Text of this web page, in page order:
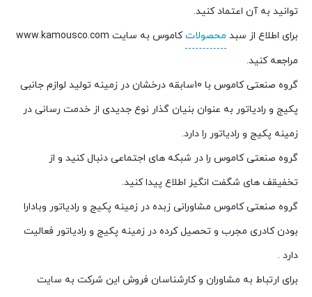
توانید به آن اعتماد کنید.
برای اطلاع از سبد محصولات
کاموس به سایت www.kamousco.com
مراجعه کنید.
گروه صنعتی کاموس با 10سابقه درخشان در زمینه تولید لوازم جانبی
پکیج و رادیاتور به عنوان بنیان گذار نوع جدیدی از خدمت رسانی در
زمینه پکیج و رادیاتور را دارد.
گروه صنعتی کاموس را در شبکه های اجتماعی دنبال کنید و از
تخفیقف های شگفت انگیز اطلاع پیدا کنید.
گروه صنعتی کاموس مشاورانی زبده در زمینه پکیج و رادیاتور وبادارا
بودن کادری مجرب و تحصیل کرده در زمینه پکیج و رادیاتور فعالیت
دارد .
برای ارتباط به مشاوران و کارشناسان فروش این شرکت به سایت